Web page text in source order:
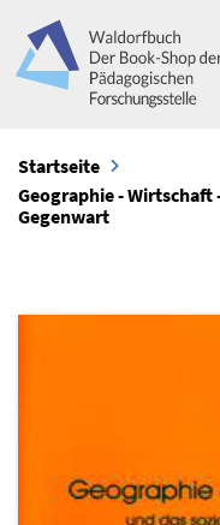
Startseite
Geographie - Wirtschaft
Gegenwart